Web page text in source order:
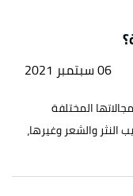
06 سبتمبر 2021
المختلفة
النثر والشعر وغيرها،